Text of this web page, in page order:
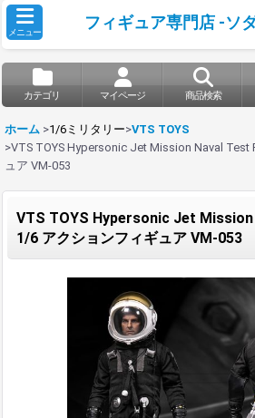
メニュー
フィギュア専門店 -ソ
カテゴリ マイページ 商品検索
ホーム >1/6ミリタリー>VTS TOYS
>VTS TOYS Hypersonic Jet Mission Naval
ュア VM-053
VTS TOYS Hypersonic Jet
1/6 アクションフィギュア VM-053